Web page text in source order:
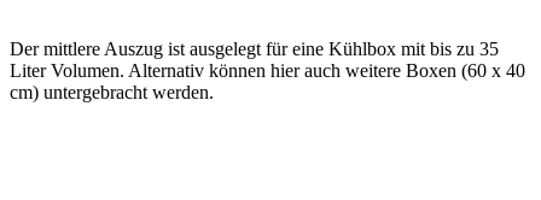
Der mittlere Auszug ist ausgelegt für eine Kühlbox mit bis zu 35
Liter Volumen. Alternativ können hier auch weitere Boxen (60 x 40
cm) untergebracht werden.